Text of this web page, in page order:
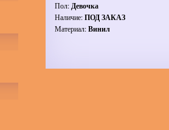
Пол:Девочка
Наличие:ПОД ЗАКАЗ
Материал:Винил